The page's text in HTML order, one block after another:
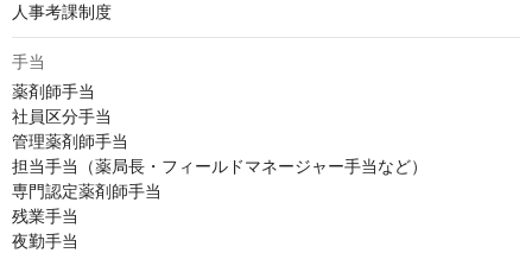
人事考課制度
手当
薬剤師手当
社員区分手当
管理薬剤師手当
担当手当（薬局長・フィールドマネージャー手当など）
専門認定薬剤師手当
残業手当
夜勤手当